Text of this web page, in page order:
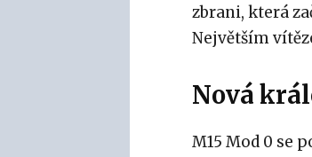
zbrani, která
Největším
Nová
M15 Mod 0 se